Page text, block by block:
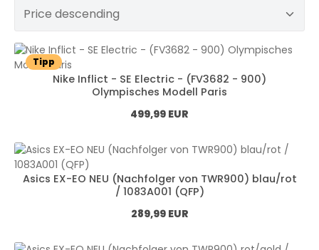
Tipp
Nike Inflict - SE Electric - (FV3682 - 900)
Olympisches Modell Paris
Normál ár:
499,99 EUR
Asics EX-EO NEU (Nachfolger von TWR900) blau/rot
/ 1083A001 (QFP)
Normál ár:
289,99 EUR